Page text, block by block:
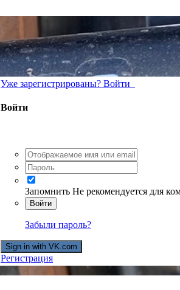
Уже зарегистрированы? Войти
Войти
Запомнить Не рекомендуется для
Войти
Забыли пароль?
Sign in with VK.com
Регистрация